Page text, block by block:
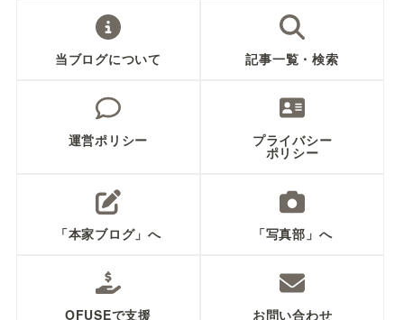
当ブログについて 記事一覧・検索
運営ポリシー プライバシー
ポリシー
「本家ブログ」へ 「写真部」へ
OFUSEで支援 お問い合わせ